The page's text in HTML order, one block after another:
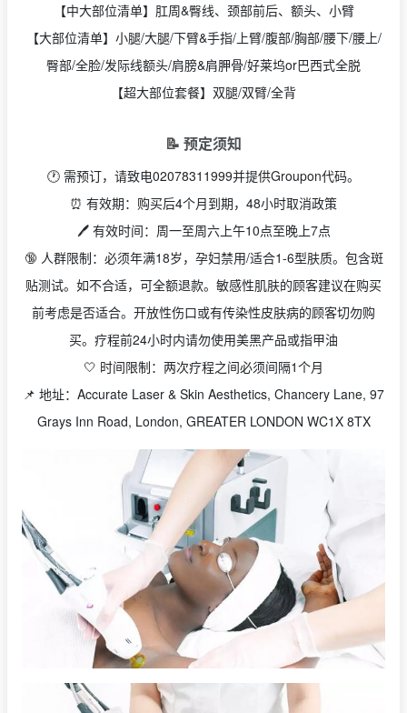
【中大部位清单】肛周&臀线、颈部前后、额头、小臂
【大部位清单】小腿/大腿/下臂&手指/上臂/腹部/胸部/腰下/腰上/
臀部/全脸/发际线额头/肩膀&肩胛骨/好莱坞or巴西式全脱
【超大部位套餐】双腿/双臂/全背
📝 预定须知
🕐 需预订，请致电02078311999并提供Groupon代码。
⏰ 有效期：购买后4个月到期，48小时取消政策
🖊️ 有效时间：周一至周六上午10点至晚上7点
🔞 人群限制：必须年满18岁，孕妇禁用/适合1-6型肤质。包含斑
贴测试。如不合适，可全额退款。敏感性肌肤的顾客建议在购买
前考虑是否适合。开放性伤口或有传染性皮肤病的顾客切勿购
买。疗程前24小时内请勿使用美黑产品或指甲油
🤍 时间限制：两次疗程之间必须间隔1个月
📌 地址：Accurate Laser & Skin Aesthetics, Chancery Lane, 97
Grays Inn Road, London, GREATER LONDON WC1X 8TX